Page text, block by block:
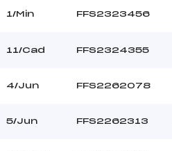
1/Min FFS2323456
11/Cad FFS2324355
4/Jun FFS2262078
5/Jun FFS2262313